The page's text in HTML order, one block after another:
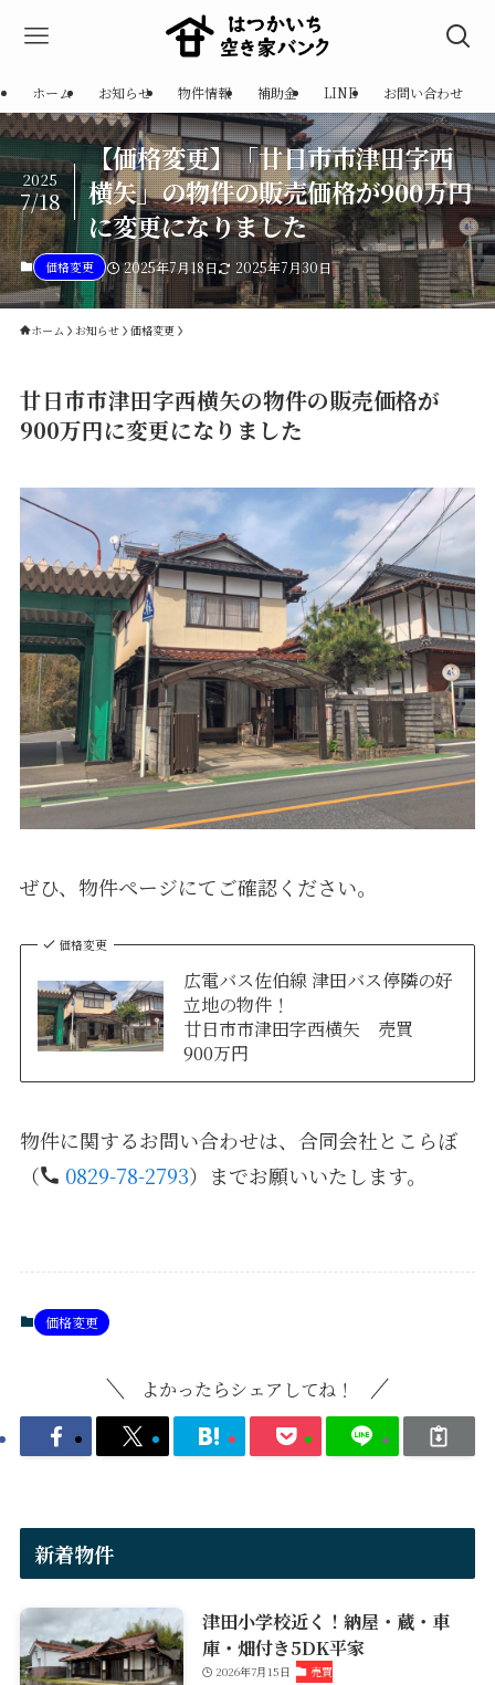
ホーム お知らせ 物件情報 補助金 LINE お問い合わせ
【価格変更】「廿日市市津田字西
横矢」の物件の販売価格が900万円
に変更になりました
2025
7/18
価格変更 2025年7月18日 2025年7月30日
ホーム お知らせ 価格変更
廿日市市津田字西横矢の物件の販売価格が
900万円に変更になりました
ぜひ、物件ページにてご確認ください。
価格変更
広電バス佐伯線 津田バス停隣の好
立地の物件！
廿日市市津田字西横矢 売買
900万円
物件に関するお問い合わせは、合同会社とこらぼ
（
0829-78-2793）までお願いいたします。
価格変更
よかったらシェアしてね！
新着物件
津田小学校近く！納屋・蔵・車
庫・畑付き5DK平家
2026年7月15日 売買